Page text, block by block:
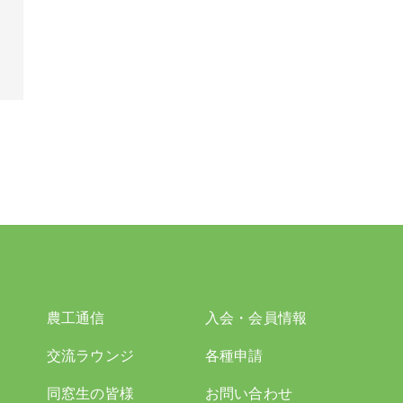
農工通信
交流ラウンジ
同窓生の皆様
入会・会員情報
各種申請
お問い合わせ